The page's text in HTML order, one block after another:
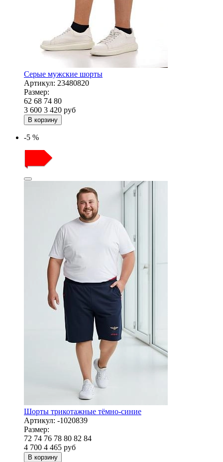
Серые мужские шорты
Артикул: 23480820
Размер:
62 68 74 80
3 600 3 420 руб
В корзину
-5 %
Шорты трикотажные тёмно-синие
Артикул: -1020839
Размер:
72 74 76 78 80 82 84
4 700 4 465 руб
В корзину